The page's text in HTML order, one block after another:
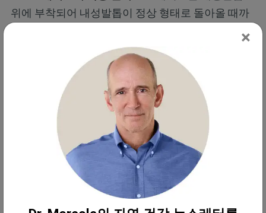
위에 부착되어 내성발톱이 정상 형태로 돌아올 때까
지 내성 부위를 당겨 교정한다. 발톱에만 적용되므로
알레르기 위험이 사실상 거의 없다. AAA에서 이 시술
을 받은 환자들에 따르면 30분 안에 통증 완화를 느꼈
다고 한다. 하지만 중증 환자의 경우 결과가 나타나기
까지 3일 정도가 걸린다.
•당뇨 환자에게 유용 —BS 브레이스는 출혈을 유발하
는 절차가 필요 없기 때문에, 출혈 위험이 높은 당뇨
환자에게 특히 유용하다.
•일상생활 방해 없음 — 브레이스를 적용하고 통증이
×